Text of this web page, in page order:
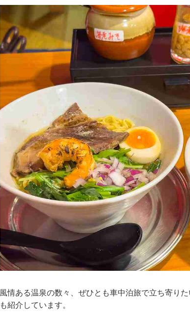
風情ある温泉の数々、ぜひとも車中泊旅で立ち寄り
も紹介しています。